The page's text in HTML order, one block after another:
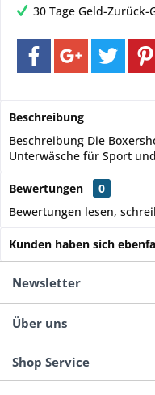
30 Tage Geld-Zurück-
Beschreibung
Beschreibung Die
Unterwäsche für Sport
Bewertungen
0
Bewertungen lesen,
Kunden haben sich
Newsletter
Über uns
Shop Service